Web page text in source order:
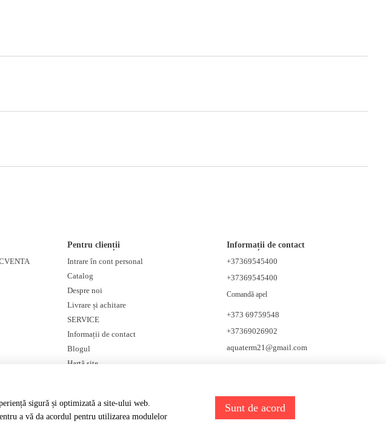
Pentru clienții
Intrare în cont personal
Catalog
Despre noi
Livrare și achitare
SERVICE
Informații de contact
Blogul
Hartă site
Informații de contact
+37369545400
+37369545400
Comandă apel
+373 69759548
+37369026902
aquaterm21@gmail.com
sigură și optimizată a site-ului web.
a vă da acordul pentru utilizarea modulelor
Sunt de acord